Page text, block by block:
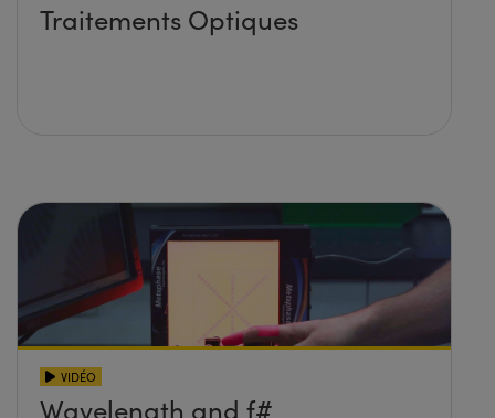
Traitements Optiques
VIDÉO
Wavelength and f#